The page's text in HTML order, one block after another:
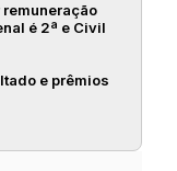
remuneração
é 2ª e Civil
e prêmios